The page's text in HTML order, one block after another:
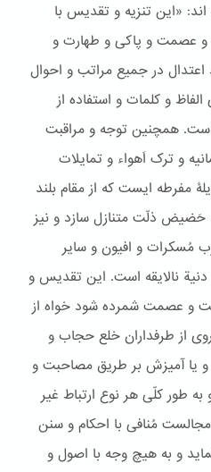
«این تنزیه و تقدیس با
عصمت و پاکی و طهارت و
در جمیع مراتب و احوال
و کلمات و استفاده از
همچنین توجه و مراقبت
و ترک اَهواء و تمایلات
مفرطه ایست که از مقام بلند
حَضیض ذلّت متنازل سازد و نیز
مُسکرات و افیون و سایر
نالایقه است. این تقدیس و
و عصمت شمرده شود خواه از
از طرفداران خلع حجاب و
و یا آمیزش بر طریق مصاحبت و
به طور کلّی هر نوع ارتباط غیر
مُنافی با احکام و سنن
و به هیچ وجه با اصول و